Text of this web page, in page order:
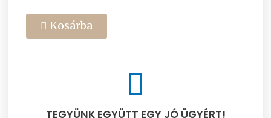
Kosárba
TEGYÜNK EGYÜTT EGY JÓ ÜGYÉRT!​